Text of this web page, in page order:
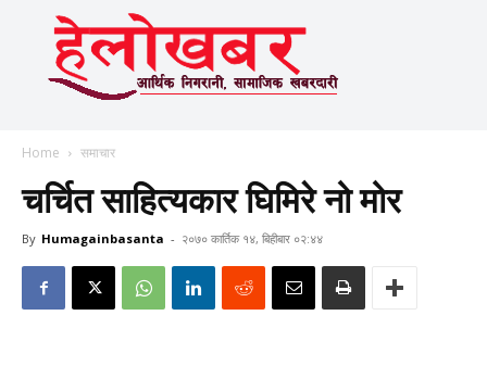
Home समाचार
चर्चित साहित्यकार घिमिरे नो मोर
By Humagainbasanta - २०७० कार्तिक १४, बिहीबार ०२:४४